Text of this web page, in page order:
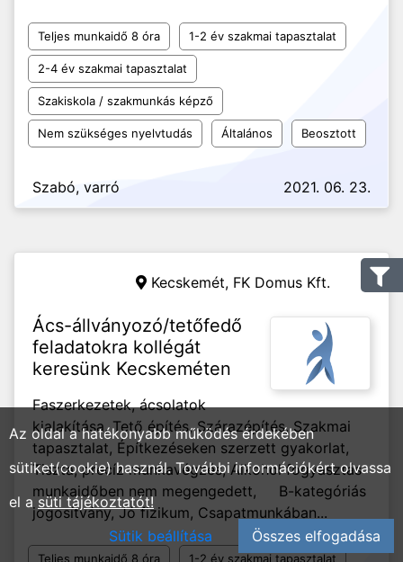
Teljes munkaidő 8 óra 1-2 év szakmai tapasztalat
2-4 év szakmai tapasztalat
Szakiskola / szakmunkás képző
Nem szükséges nyelvtudás Általános Beosztott
Szabó, varró 2021. 06. 23.
Kecskemét, FK Domus Kft.
Ács-állványozó/tetőfedő
feladatokra kollégát
keresünk Kecskeméten
Faszerkezetek, ácsolatok
kialakítása, Tető építés, Szárazépítés, Szakmai
tapasztalat, Építkezéseken szerzett gyakorlat,
Tiszta, precíz munkavégzés, Alkohol fogyasztás
munkaidőben nem megengedett, B-kategóriás
jogosítvány, Jó fizikum, Csapatmunkában...
Teljes munkaidő 8 óra 1-2 év szakmai tapasztalat
Az oldal a hatékonyabb működés érdekében
sütiket(cookie) használ. További információkért olvassa
el asüti tájékoztatót!
Sütik beállítása
Összes elfogadása